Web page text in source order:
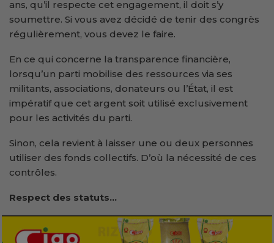
ans, qu’il respecte cet engagement, il doit s’y
soumettre. Si vous avez décidé de tenir des congrès
régulièrement, vous devez le faire.
En ce qui concerne la transparence financière,
lorsqu’un parti mobilise des ressources via ses
militants, associations, donateurs ou l’État, il est
impératif que cet argent soit utilisé exclusivement
pour les activités du parti.
Sinon, cela revient à laisser une ou deux personnes
utiliser des fonds collectifs. D’où la nécessité de ces
contrôles.
Respect des statuts…